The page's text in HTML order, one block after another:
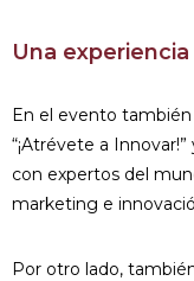
Una
En el evento también
“¡Atrévete a
con expertos del
marketing e
Por otro lado,